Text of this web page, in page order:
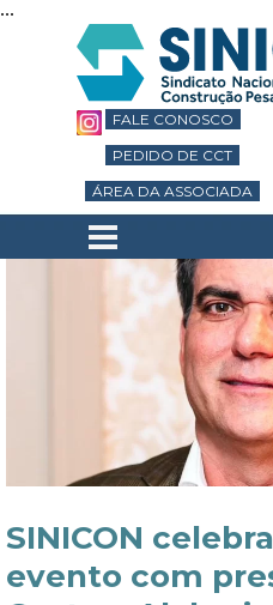
...
Ir para o conteúdo
Pular menu
ÁREA DA ASSOCIADA
PEDIDO DE CCT
FALE CONOSCO
SINICON
evento com